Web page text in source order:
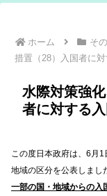
ホーム そ
措置（28）入国者に
水際対策強
者に対する
この度日本政府は、6月
地域の区分を公表しまし
一部の国・地域からの入